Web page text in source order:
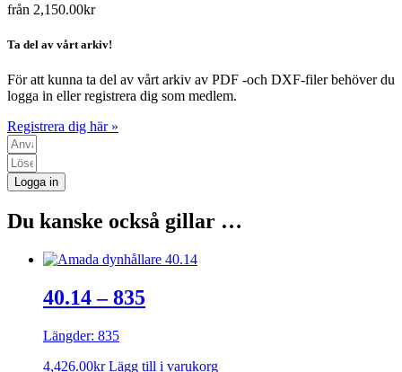
från 2,150.00kr
Ta del av vårt arkiv!
För att kunna ta del av vårt arkiv av PDF -och DXF-filer behöver du
logga in eller registrera dig som medlem.
Registrera dig här »
Logga in
Du kanske också gillar …
40.14 – 835
Längder: 835
4,426.00kr Lägg till i varukorg